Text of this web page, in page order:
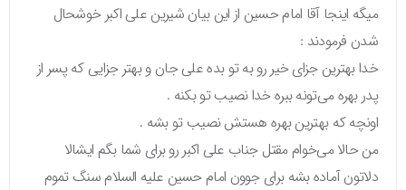
میگه اینجا آقا امام حسین از این بیان شیرین علی اکبر خوشحال
شدن فرمودند :
خدا بهترین جزای خیر رو به تو بده علی جان و بهتر جزایی که پسر از
پدر بهره می‌تونه ببره خدا نصیب تو بکنه .
اونچه که بهترین بهره هستش نصیب تو بشه .
من حالا می‌خوام مقتل جناب علی اکبر رو برای شما بگم ایشالا
دلاتون آماده بشه برای جوون امام حسین علیه السلام سنگ تموم